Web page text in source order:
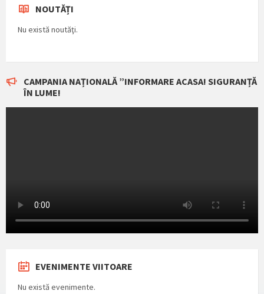
NOUTĂȚI
Nu există noutăţi.
CAMPANIA NAȚIONALĂ ”INFORMARE ACASA! SIGURANȚĂ
ÎN LUME!
EVENIMENTE VIITOARE
Nu există evenimente.